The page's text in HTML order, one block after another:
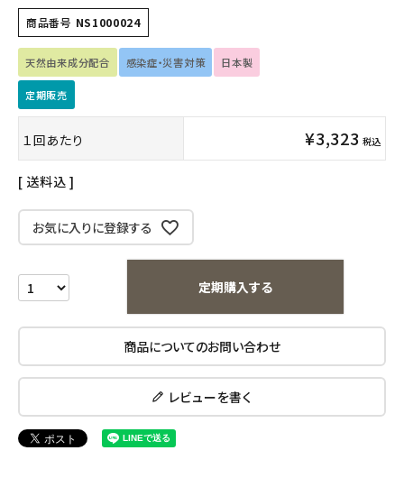
インナー・下着・ナイトウェア
キッズ・ベビー・マタニティ
フード・ドリンク
ブランド
エコメイト
商品番号 NS1000024
天然由来成分配合 感染症・災害対策 日本製
定期販売
１回あたり ¥3,323 税込
送料込
お気に入りに登録する
定期購入する
商品についてのお問い合わせ
レビューを書く